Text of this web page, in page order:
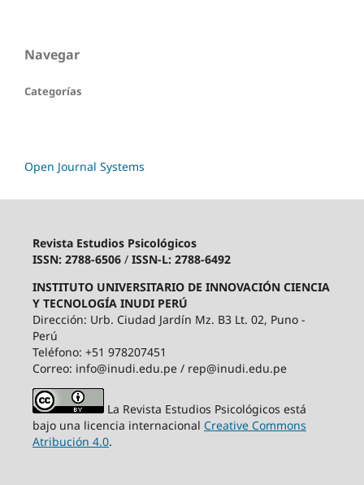
Navegar
Categorías
Open Journal Systems
Revista Estudios Psicológicos
ISSN: 2788-6506/ ISSN-L: 2788-6492
INSTITUTO UNIVERSITARIO DE INNOVACIÓN CIENCIA
Y TECNOLOGÍA INUDI PERÚ
Dirección: Urb. Ciudad Jardín Mz. B3 Lt. 02, Puno -
Perú
Teléfono: +51 978207451
Correo: info@inudi.edu.pe / rep@inudi.edu.pe
La Revista Estudios Psicológicos está
bajo una licencia internacional Creative Commons
Atribución 4.0.